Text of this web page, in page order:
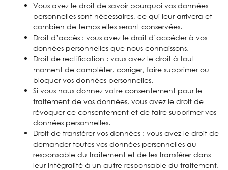
Vous avez le droit de savoir pourquoi vos données
personnelles sont nécessaires, ce qui leur arrivera et
combien de temps elles seront conservées.
Droit d’accès : vous avez le droit d’accéder à vos
données personnelles que nous connaissons.
Droit de rectification : vous avez le droit à tout
moment de compléter, corriger, faire supprimer ou
bloquer vos données personnelles.
Si vous nous donnez votre consentement pour le
traitement de vos données, vous avez le droit de
révoquer ce consentement et de faire supprimer vos
données personnelles.
Droit de transférer vos données : vous avez le droit de
demander toutes vos données personnelles au
responsable du traitement et de les transférer dans
leur intégralité à un autre responsable du traitement.